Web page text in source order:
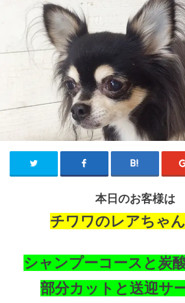
本日のお客様は
チワワのレアちゃん
シャンプーコースと炭
部分カットと送迎サ